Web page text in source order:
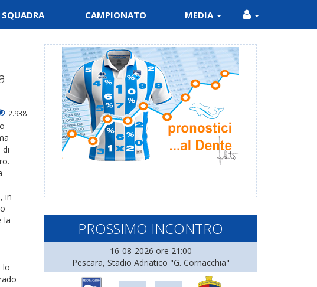
SQUADRA CAMPIONATO MEDIA
2.938
di
in
la
lo
PROSSIMO INCONTRO
16-08-2026 ore 21:00
Pescara, Stadio Adriatico "G. Cornacchia"